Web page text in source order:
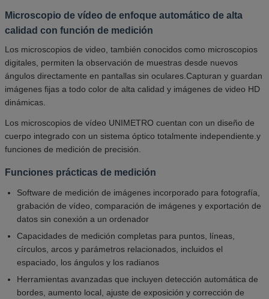
Microscopio de vídeo de enfoque automático de alta
calidad con función de medición
Los microscopios de video, también conocidos como microscopios
digitales, permiten la observación de muestras desde nuevos
ángulos directamente en pantallas sin oculares.Capturan y guardan
imágenes fijas a todo color de alta calidad y imágenes de video HD
dinámicas.
Los microscopios de vídeo UNIMETRO cuentan con un diseño de
cuerpo integrado con un sistema óptico totalmente independiente.y
funciones de medición de precisión.
Funciones prácticas de medición
Software de medición de imágenes incorporado para fotografía,
grabación de vídeo, comparación de imágenes y exportación de
datos sin conexión a un ordenador
Capacidades de medición completas para puntos, líneas,
círculos, arcos y parámetros relacionados, incluidos el
espaciado, los ángulos y los radianos
Herramientas avanzadas que incluyen detección automática de
bordes, aumento local, ajuste de exposición y corrección de